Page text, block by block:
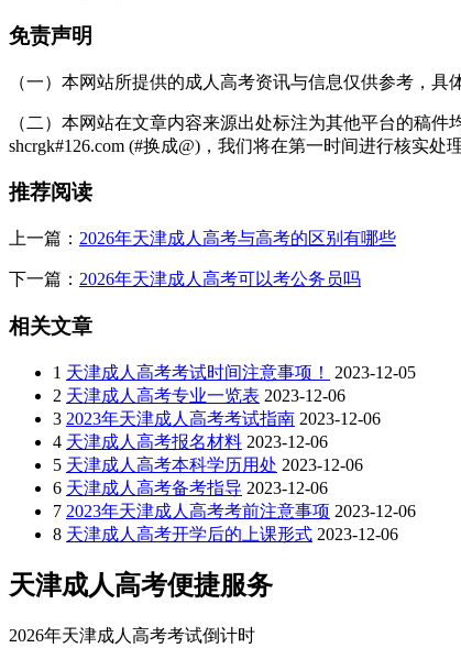
合理规划备考时间：建议提前6个月备考，每天学习1-2
关注加分政策：成人高考设有加分政策，例如25岁以上
输、社会福利等专业，在省录取文化最低控制分数线上生
保持积极心态：从简单科目入手，逐步增强信心，保持
以上就是关于：“2026年天津市成人高考什么时候考试”
展开全文
免责声明
（一）本网站所提供的成人高考资讯与信息仅供参考，具
（二）本网站在文章内容来源出处标注为其他平台的稿
shcrgk#126.com (#换成@)，我们将在第一时间进行核实处理
推荐阅读
上一篇： 2026年天津成人高考与高考的区别有哪些
下一篇： 2026年天津成人高考可以考公务员吗
相关文章
1 天津成人高考考试时间注意事项！
2023-12-05
2 天津成人高考专业一览表 2023-12-06
3 2023年天津成人高考考试指南 2023-12-06
4 天津成人高考报名材料 2023-12-06
5 天津成人高考本科学历用处 2023-12-06
6 天津成人高考备考指导 2023-12-06
7 2023年天津成人高考考前注意事项 2023-12-06
8 天津成人高考开学后的上课形式 2023-12-06
天津成人高考便捷服务
2026年天津成人高考考试倒计时